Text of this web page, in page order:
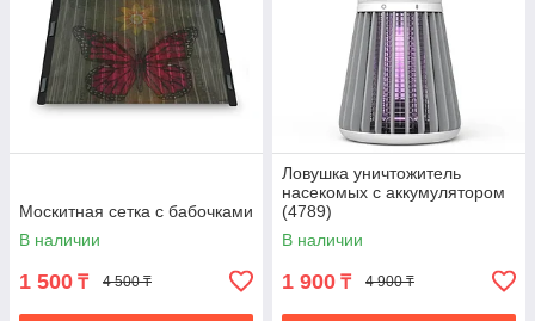
Москитная сетка с бабочками
В наличии
1 500 ₸ 4 500 ₸
Ловушка уничтожитель
насекомых с аккумулятором
(4789)
В наличии
1 900 ₸ 4 900 ₸